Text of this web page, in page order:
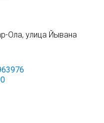
Ола, улица Йывана